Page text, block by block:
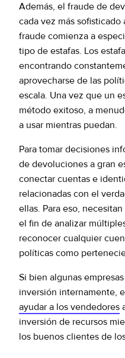
Además, el fraude de
cada vez más
fraude comienza a
tipo de estafas. Los
encontrando
aprovecharse de las
escala. Una vez que un
método exitoso, a
a usar mientras puedan.
Para tomar decisiones
de devoluciones a gran
conectar cuentas e
relacionadas con el
ellas. Para eso, necesitan
el fin de analizar
reconocer cualquier
políticas como
Si bien algunas
inversión internamente,
ayudar a los vendedores
inversión de recursos
los buenos clientes de